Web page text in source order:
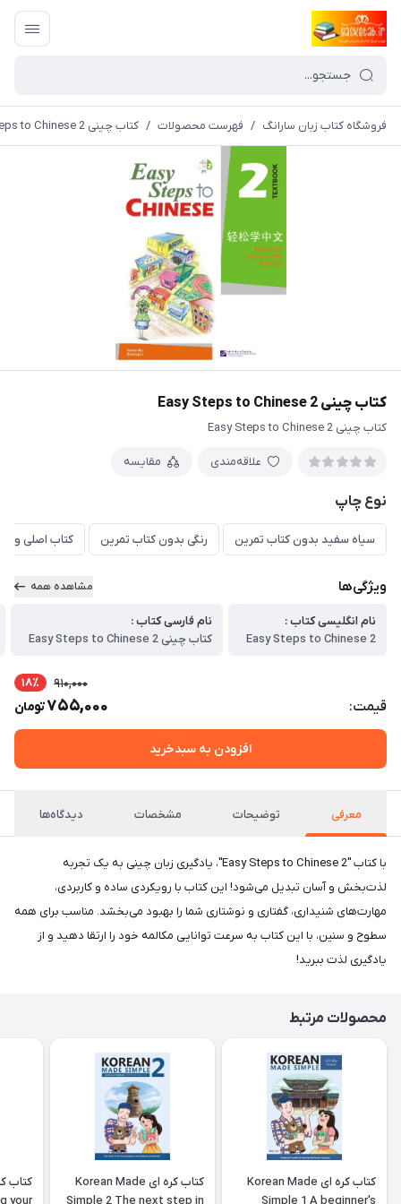
فروشگاه کتاب زبان سارانگ / فهرست محصولات / کتاب چینی Easy Steps to Chinese 2
کتاب چینی Easy Steps to Chinese 2
کتاب چینی Easy Steps to Chinese 2
علاقه‌مندی مقایسه
نوع چاپ
سیاه سفید بدون کتاب تمرین رنگی بدون کتاب تمرین کتاب اصلی و
ویژگی‌ها مشاهده همه
نام انگلیسی کتاب :
Easy Steps to Chinese 2
نام فارسی کتاب :
کتاب چینی Easy Steps to Chinese 2
قیمت:
910,000 18٪
755,000تومان
افزودن به سبدخرید
معرفی توضیحات مشخصات دیدگاه‌ها
با کتاب "Easy Steps to Chinese 2"، یادگیری زبان چینی به یک تجربه
لذت‌بخش و آسان تبدیل می‌شود! این کتاب با رویکردی ساده و کاربردی،
مهارت‌های شنیداری، گفتاری و نوشتاری شما را بهبود می‌بخشد. مناسب برای همه
سطوح و سنین، با این کتاب به سرعت توانایی مکالمه خود را ارتقا دهید و از
یادگیری لذت ببرید!
محصولات مرتبط
کتاب کره ای Korean Made
Simple 1 A beginner's
کتاب کره ای Korean Made
Simple 2 The next step in
your